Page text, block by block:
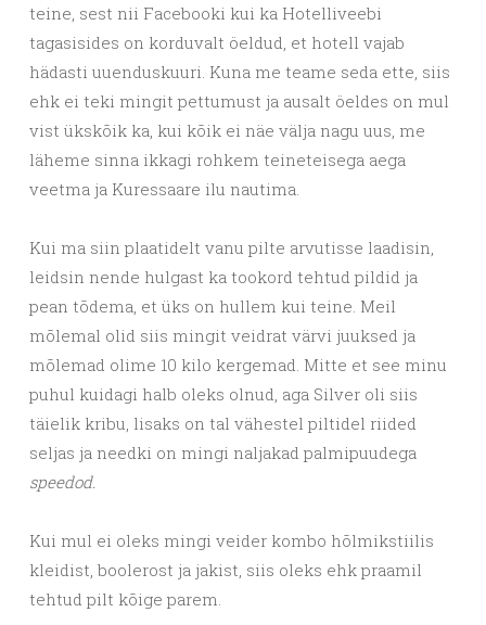
teine, sest nii Facebooki kui ka Hotelliveebi
tagasisides on korduvalt öeldud, et hotell vajab
hädasti uuenduskuuri. Kuna me teame seda ette, siis
ehk ei teki mingit pettumust ja ausalt öeldes on mul
vist ükskõik ka, kui kõik ei näe välja nagu uus, me
läheme sinna ikkagi rohkem teineteisega aega
veetma ja Kuressaare ilu nautima.
Kui ma siin plaatidelt vanu pilte arvutisse laadisin,
leidsin nende hulgast ka tookord tehtud pildid ja
pean tõdema, et üks on hullem kui teine. Meil
mõlemal olid siis mingit veidrat värvi juuksed ja
mõlemad olime 10 kilo kergemad. Mitte et see minu
puhul kuidagi halb oleks olnud, aga Silver oli siis
täielik kribu, lisaks on tal vähestel piltidel riided
seljas ja needki on mingi naljakad palmipuudega
speedod.
Kui mul ei oleks mingi veider kombo hõlmikstiilis
kleidist, boolerost ja jakist, siis oleks ehk praamil
tehtud pilt kõige parem.